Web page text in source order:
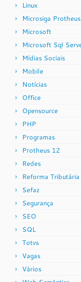
Linux
Microsiga Protheus
Microsoft
Microsoft Sql
Mídias Sociais
Mobile
Notícias
Office
Opensource
PHP
Programas
Protheus 12
Redes
Reforma Tributária
Sefaz
Segurança
SEO
SQL
Totvs
Vagas
Vários